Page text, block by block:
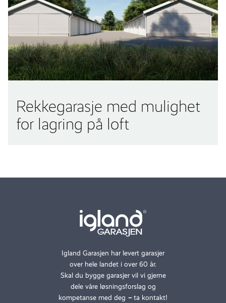
Rekkegarasje med mulighet
for lagring på loft
Igland Garasjen har levert garasjer
over hele landet i over 60 år.
Skal du bygge garasjer vil vi gjerne
dele våre løsningsforslag og
kompetanse med deg –ta kontakt!